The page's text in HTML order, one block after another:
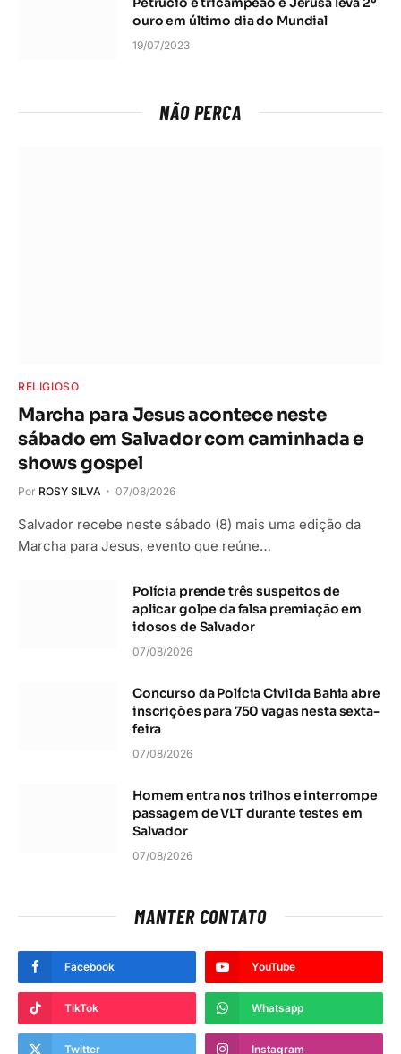
ouro em último dia do Mundial
19/07/2023
NÃO PERCA
RELIGIOSO
Marcha para Jesus acontece neste
sábado em Salvador com caminhada e
shows gospel
Por ROSY SILVA 07/08/2026
Salvador recebe neste sábado (8) mais uma edição da
Marcha para Jesus, evento que reúne…
Polícia prende três suspeitos de
aplicar golpe da falsa premiação em
idosos de Salvador
07/08/2026
Concurso da Polícia Civil da Bahia abre
inscrições para 750 vagas nesta sexta-
feira
07/08/2026
Homem entra nos trilhos e interrompe
passagem de VLT durante testes em
Salvador
07/08/2026
MANTER CONTATO
Facebook YouTube
TikTok Whatsapp
Twitter Instagram